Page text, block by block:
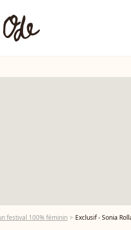
festival 100% féminin Exclusif - Sonia Rolland sur le tournage de la série